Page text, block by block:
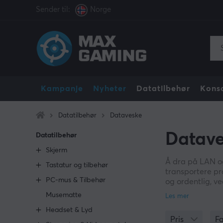
Sender til: Norge
Kampanje Nyheter Datatilbehør
Datatilbehør Dataveske
Datatilbehør
Skjerm
Tastatur og tilbehør
PC-mus & Tilbehør
Musematte
Headset & Lyd
Å dra på LAN
transportere
og ordentlig,
dette ikke blir
Pris